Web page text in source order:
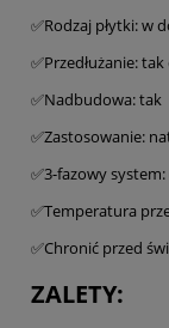
✅Rodzaj płytki: w
✅Przedłużanie:
✅Nadbudowa: tak
✅Zastosowanie:
✅3-fazowy system:
✅Temperatura
✅Chronić przed
ZALETY: